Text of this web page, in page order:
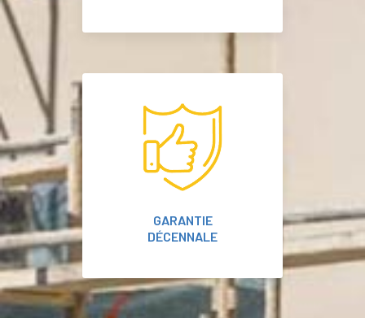
GARANTIE
DÉCENNALE